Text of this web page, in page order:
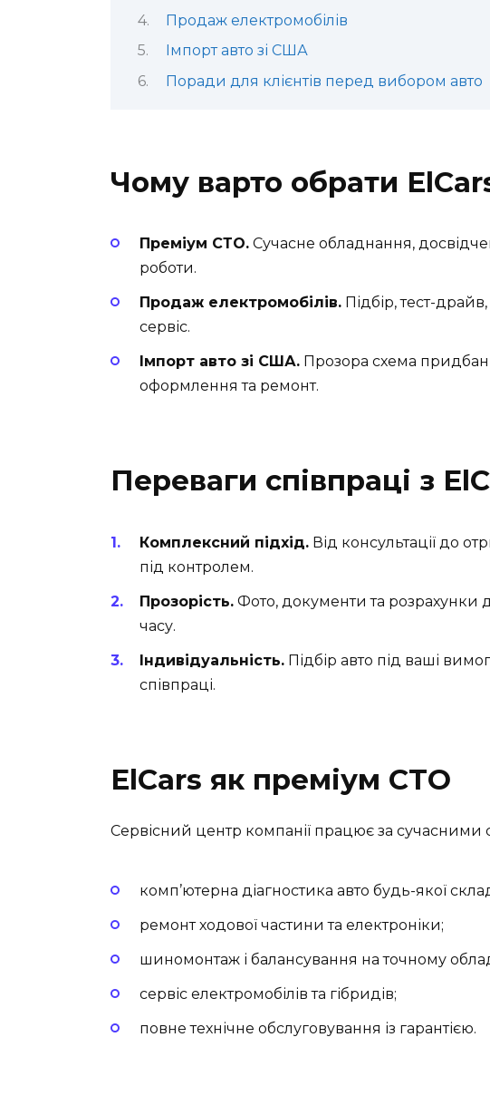
Продаж електромобілів
Імпорт авто зі США
Поради для клієнтів перед вибором авто
Чому варто обрати
Преміум СТО. Сучасне обладнання,
роботи.
Продаж електромобілів. Підбір, тест-
сервіс.
Імпорт авто зі США. Прозора схема
оформлення та ремонт.
Переваги співпраці з
Комплексний підхід. Від консультації до
під контролем.
Прозорість. Фото, документи та розрахунки
часу.
Індивідуальність. Підбір авто під ваші
співпраці.
ElCars як преміум СТО
Сервісний центр компанії працює за сучасними
комп’ютерна діагностика авто будь-якої
ремонт ходової частини та електроніки;
шиномонтаж і балансування на точному
сервіс електромобілів та гібридів;
повне технічне обслуговування із гарантією.